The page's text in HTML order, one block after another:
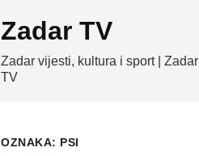
Zadar TV
Zadar vijesti, kultura i sport | Zadar
TV
OZNAKA: PSI